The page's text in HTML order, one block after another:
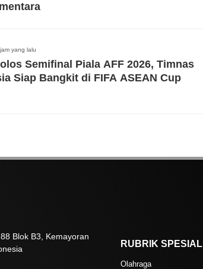
yang lalu
Semifinal Piala AFF 2026, Timnas
Siap Bangkit di FIFA ASEAN Cup
Blok B3, Kemayoran
RUBRIK SPESIAL
Olahraga